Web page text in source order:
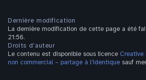
Dernière modification
La dernière modification de cette page a été
21:56.
Droits d’auteur
Le contenu est disponible sous licence Creative
non commercial – partage à l’identique sauf